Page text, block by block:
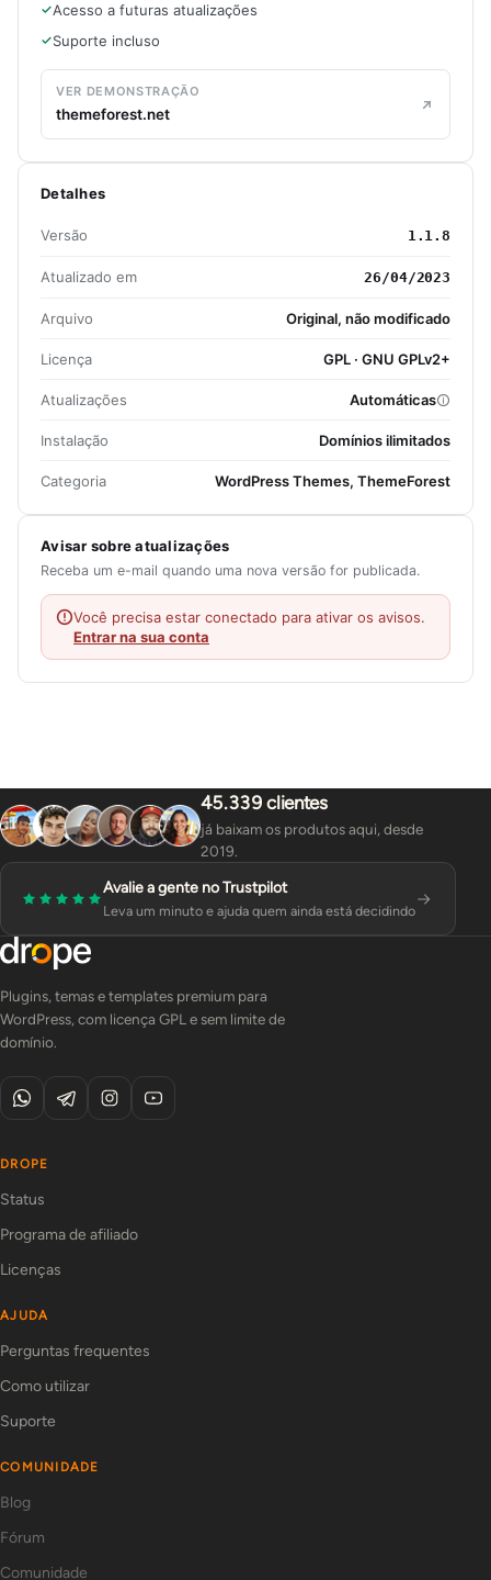
Acesso a futuras atualizações
Suporte incluso
VER DEMONSTRAÇÃO
themeforest.net
Detalhes
Versão 1.1.8
Atualizado em 26/04/2023
Arquivo Original, não modificado
Licença GPL · GNU GPLv2+
Atualizações Automáticas
Instalação Domínios ilimitados
Categoria WordPress Themes, ThemeForest
Avisar sobre atualizações
Receba um e-mail quando uma nova versão for publicada.
Você precisa estar conectado para ativar os avisos.
Entrar na sua conta
45.339 clientes
já baixam os produtos aqui, desde
2019.
Avalie a gente no Trustpilot
Leva um minuto e ajuda quem ainda está decidindo
Plugins, temas e templates premium para
WordPress, com licença GPL e sem limite de
domínio.
DROPE
Status
Programa de afiliado
Licenças
AJUDA
Perguntas frequentes
Como utilizar
Suporte
COMUNIDADE
Blog
Fórum
Comunidade